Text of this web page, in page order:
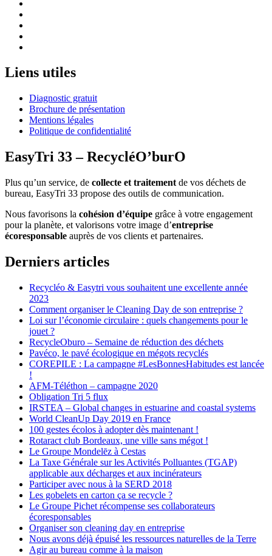
Liens utiles
Diagnostic gratuit
Brochure de présentation
Mentions légales
Politique de confidentialité
EasyTri 33 – RecycléO’burO
Plus qu’un service, de collecte et traitement de vos déchets de
bureau, EasyTri 33 propose des outils de communication.
Nous favorisons la cohésion d’équipe grâce à votre engagement
pour la planète, et valorisons votre image d’entreprise
écoresponsable auprès de vos clients et partenaires.
Derniers articles
Recycléo & Easytri vous souhaitent une excellente année
2023
Comment organiser le Cleaning Day de son entreprise ?
Loi sur l’économie circulaire : quels changements pour le
jouet ?
RecycleOburo – Semaine de réduction des déchets
Pavéco, le pavé écologique en mégots recyclés
COREPILE : La campagne #LesBonnesHabitudes est lancée
!
AFM-Téléthon – campagne 2020
Obligation Tri 5 flux
IRSTEA – Global changes in estuarine and coastal systems
World CleanUp Day 2019 en France
100 gestes écolos à adopter dès maintenant !
Rotaract club Bordeaux, une ville sans mégot !
Le Groupe Mondelēz à Cestas
La Taxe Générale sur les Activités Polluantes (TGAP)
applicable aux décharges et aux incinérateurs
Participer avec nous à la SERD 2018
Les gobelets en carton ça se recycle ?
Le Groupe Pichet récompense ses collaborateurs
écoresponsables
Organiser son cleaning day en entreprise
Nous avons déjà épuisé les ressources naturelles de la Terre
Agir au bureau comme à la maison